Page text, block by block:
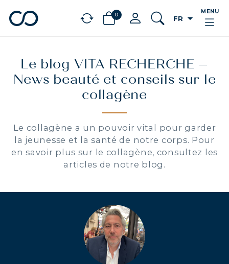
chevron_leftBÉNÉFICES
0 FR arrow_drop_down
MENU
Le blog VITA RECHERCHE –
News beauté et conseils sur le
collagène
Le collagène a un pouvoir vital pour garder
la jeunesse et la santé de notre corps. Pour
en savoir plus sur le collagène, consultez les
articles de notre blog.